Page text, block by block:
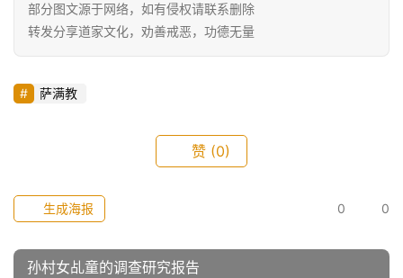
部分图文源于网络，如有侵权请联系删除
转发分享道家文化，劝善戒恶，功德无量
萨满教
赞 (0)
0 0
生成海报
孙村女乩童的调查研究报告